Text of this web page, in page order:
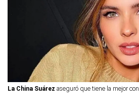
La China Suárez aseguró que tiene la mejor con